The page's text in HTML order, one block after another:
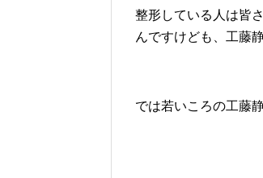
整形している人は皆
んですけども、工藤
では若いころの工藤